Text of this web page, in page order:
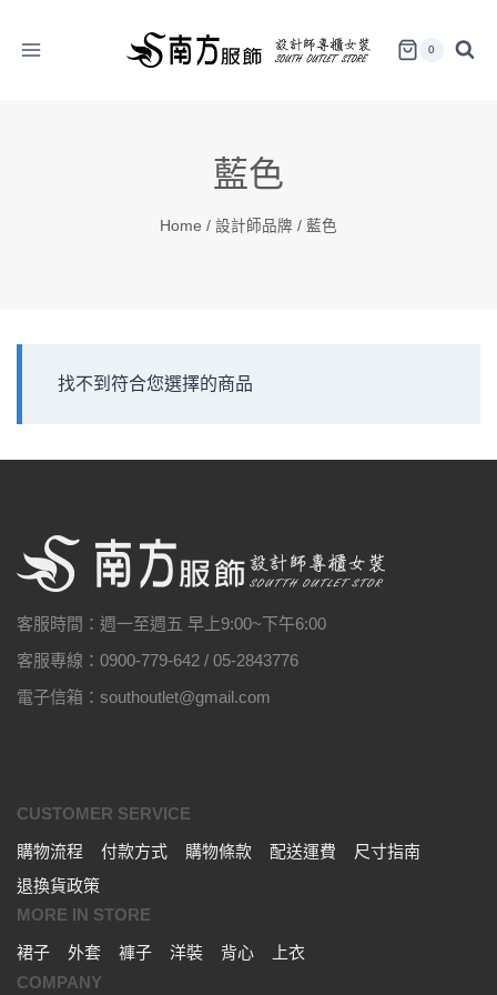
0
藍色
Home / 設計師品牌 / 藍色
找不到符合您選擇的商品
客服時間：週一至週五 早上9:00~下午6:00
客服專線：0900-779-642 / 05-2843776
電子信箱：southoutlet@gmail.com
CUSTOMER SERVICE
購物流程
付款方式 購物條款 配送運費
尺寸指南
退換貨政策
MORE IN STORE
裙子
外套 褲子 洋裝 背心
上衣
COMPANY